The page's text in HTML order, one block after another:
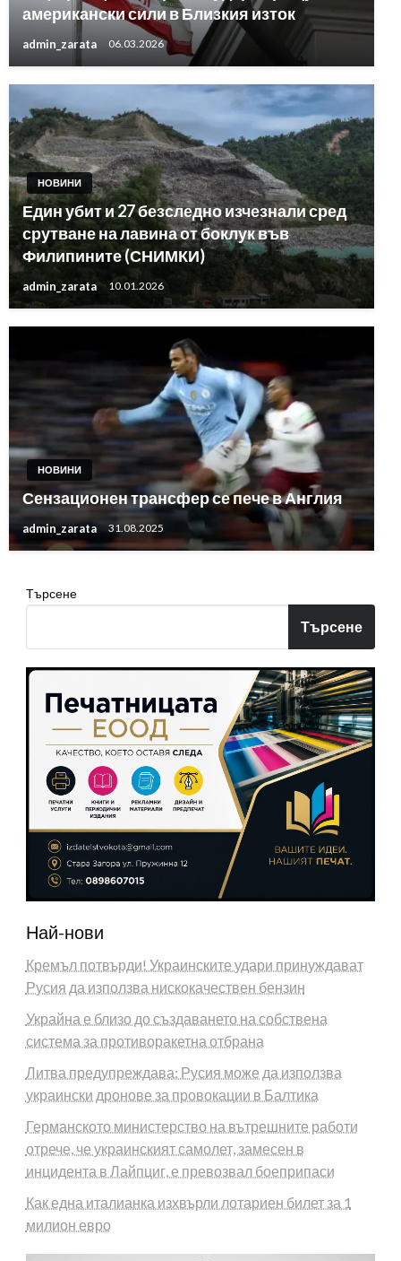
американски сили в Близкия изток
admin_zarata 06.03.2026
НОВИНИ
Един убит и 27 безследно изчезнали сред
срутване на лавина от боклук във
Филипините (СНИМКИ)
admin_zarata 10.01.2026
НОВИНИ
Сензационен трансфер се пече в Англия
admin_zarata 31.08.2025
Търсене
Търсене
Най-нови
Кремъл потвърди! Украинските удари принуждават
Русия да използва нискокачествен бензин
Украйна е близо до създаването на собствена
система за противоракетна отбрана
Литва предупреждава: Русия може да използва
украински дронове за провокации в Балтика
Германското министерство на вътрешните работи
отрече, че украинският самолет, замесен в
инцидента в Лайпциг, е превозвал боеприпаси
Как една италианка изхвърли лотариен билет за 1
милион евро